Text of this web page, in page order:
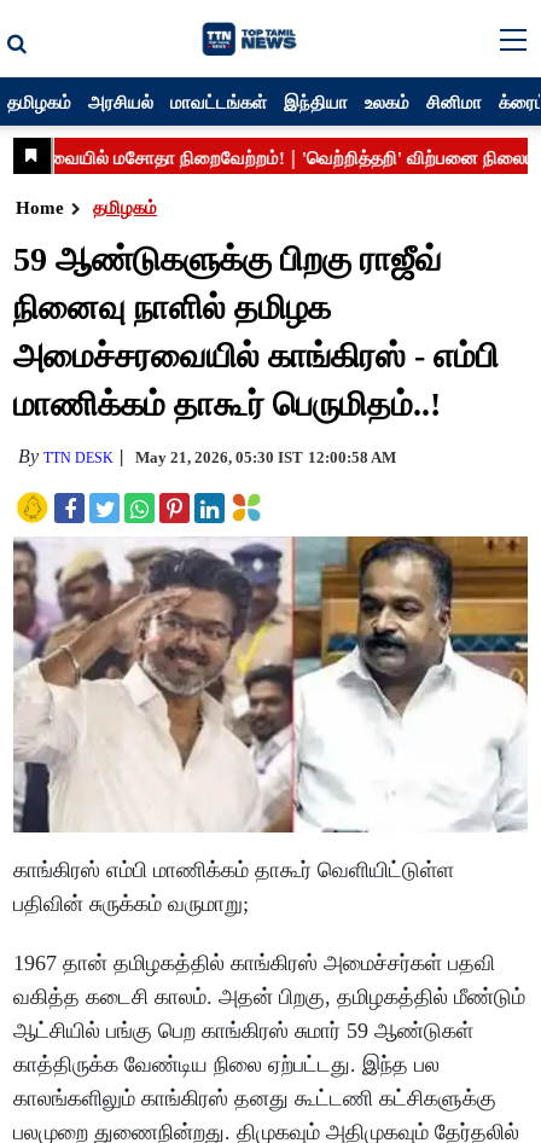
தமிழகம் அரசியல் மாவட்டங்கள் இந்தியா உலகம் சினிமா
Home தமிழகம்
59 ஆண்டுகளுக்கு பிறகு ராஜீவ்
நினைவு நாளில் தமிழக
அமைச்சரவையில் காங்கிரஸ் - எம்பி
மாணிக்கம் தாகூர் பெருமிதம்..!
ByTTN DESK May 21, 2026, 05:30 IST 12:00:58 AM
காங்கிரஸ் எம்பி மாணிக்கம் தாகூர் வெளியிட்டுள்ள
பதிவின் சுருக்கம் வருமாறு;
1967 தான் தமிழகத்தில் காங்கிரஸ் அமைச்சர்கள் பதவி
வகித்த கடைசி காலம். அதன் பிறகு, தமிழகத்தில் மீண்டும்
ஆட்சியில் பங்கு பெற காங்கிரஸ் சுமார் 59 ஆண்டுகள்
காத்திருக்க வேண்டிய நிலை ஏற்பட்டது. இந்த பல
காலங்களிலும் காங்கிரஸ் தனது கூட்டணி கட்சிகளுக்கு
பலமுறை துணைநின்றது. திமுகவும் அதிமுகவும் தேர்தலில்